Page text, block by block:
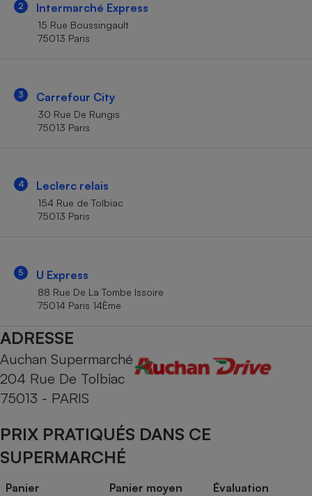
2 Intermarché Express
15 Rue Boussingault
75013 Paris
3 Carrefour City
30 Rue De Rungis
75013 Paris
4 Leclerc relais
154 Rue de Tolbiac
75013 Paris
5 U Express
88 Rue De La Tombe Issoire
75014 Paris 14Ème
ADRESSE
Auchan Supermarché
204 Rue De Tolbiac
75013 - PARIS
PRIX PRATIQUÉS DANS CE
SUPERMARCHÉ
Panier Panier moyen Évaluation
Cafetière à expressos